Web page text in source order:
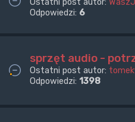
Odpowiedzi: 6
sprzęt audio -
Ostatni post autor:
Odpowiedzi: 1398